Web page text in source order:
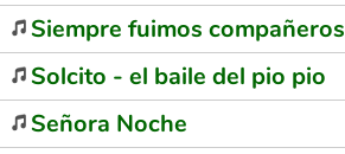
Siempre fuimos compañeros
Solcito - el baile del pio pio
Señora Noche